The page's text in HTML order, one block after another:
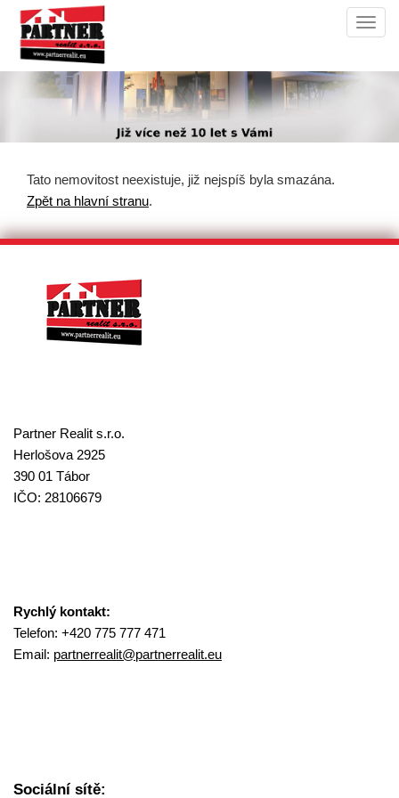
Tato nemovitost neexistuje, již nejspíš byla smazána.
Zpět na hlavní stranu.
Partner Realit s.r.o.
Herlošova 2925
390 01 Tábor
IČO: 28106679
Rychlý kontakt:
Telefon: +420 775 777 471
Email: partnerrealit@partnerrealit.eu
Sociální sítě: